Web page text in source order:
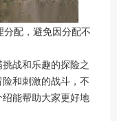
配，避免因分配不
战和乐趣的探险之
和刺激的战斗，不
能帮助大家更好地